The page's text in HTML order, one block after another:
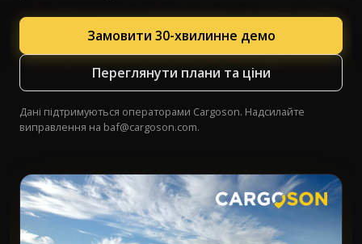
Замовити 30-хвилинне демо
Переглянути плани та ціни
Дані підтримуються операторами Cargoson. Надсилайте
виправлення на baf@cargoson.com.